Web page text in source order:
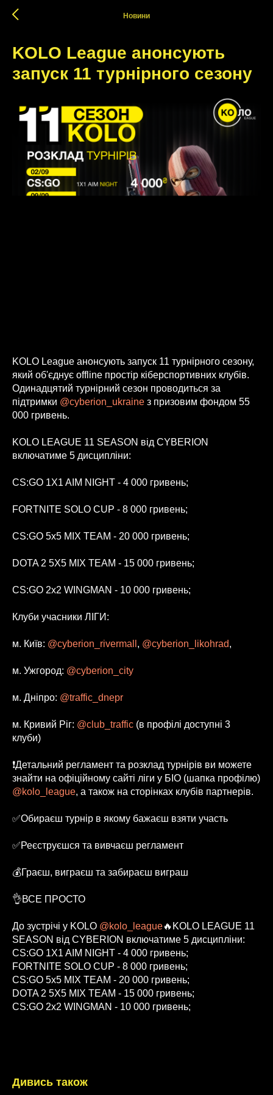
Новини
KOLO League анонсують
запуск 11 турнiрного сезону
KOLO League анонсують запуск 11 турнiрного сезону,
який об'єднує оffline простір кіберспортивних клубiв.
Одинадцятий турнірний сезон проводиться за
підтримки @cyberion_ukraine з призовим фондом 55
000 гривень.
KOLO LEAGUE 11 SEASON від CYBERION
включатиме 5 дисципліни:
CS:GO 1X1 AIM NIGHT - 4 000 гривень;
FORTNITE SOLO CUP - 8 000 гривень;
CS:GO 5x5 MIX TEAM - 20 000 гривень;
DOTA 2 5X5 MIX TEAM - 15 000 гривень;
CS:GO 2x2 WINGMAN - 10 000 гривень;
Клуби учасники ЛІГИ:
м. Київ: @cyberion_rivermall , @cyberion_likohrad,
м. Ужгород: @cyberion_city
м. Дніпро: @traffic_dnepr
м. Кривий Ріг: @club_traffic (в профілі доступні 3
клуби)
❗️Детальний регламент та розклад турнірів ви можете
знайти на офіційному сайті ліги у БІО (шапка профілю)
@kolo_league, а також на сторінках клубів партнерів.
✅Обираєш турнір в якому бажаєш взяти участь
✅Реєструєшся та вивчаєш регламент
💰Граєш, виграєш та забираєш виграш
👌ВСЕ ПРОСТО
До зустрічі у KOLO @kolo_league🔥KOLO LEAGUE 11
SEASON від CYBERION включатиме 5 дисципліни:
CS:GO 1X1 AIM NIGHT - 4 000 гривень;
FORTNITE SOLO CUP - 8 000 гривень;
CS:GO 5x5 MIX TEAM - 20 000 гривень;
DOTA 2 5X5 MIX TEAM - 15 000 гривень;
CS:GO 2x2 WINGMAN - 10 000 гривень;
Дивись також